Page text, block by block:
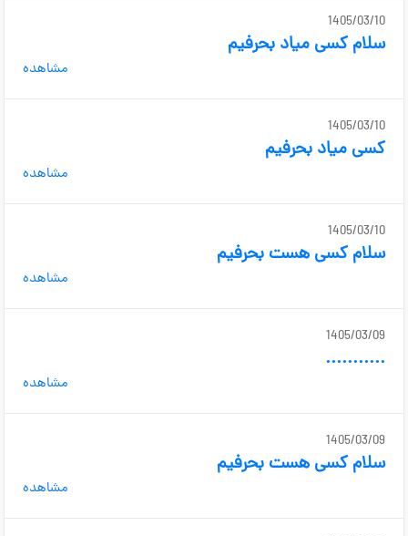
1405/03/10
سلام کسی میاد بحرفیم
مشاهده
1405/03/10
کسی میاد بحرفیم
مشاهده
1405/03/10
سلام کسی هست بحرفیم
مشاهده
1405/03/09
...........
مشاهده
1405/03/09
سلام کسی هست بحرفیم
مشاهده